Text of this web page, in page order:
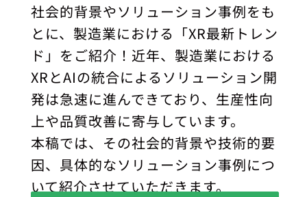
社会的背景やソリューション事例をも
とに、製造業における「XR最新トレン
ド」をご紹介！近年、製造業における
XRとAIの統合によるソリューション開
発は急速に進んできており、生産性向
上や品質改善に寄与しています。
本稿では、その社会的背景や技術的要
因、具体的なソリューション事例につ
いて紹介させていただきます。